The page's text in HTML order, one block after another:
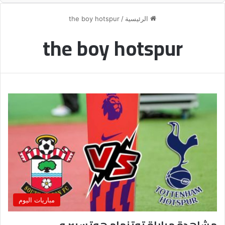
الرئيسية /
the boy hotspur
the boy hotspur
مباريات اليوم